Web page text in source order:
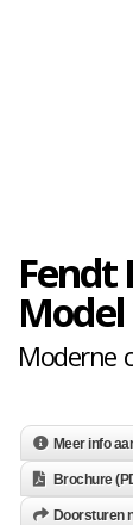
Fendt
Model
Moderne
Meer info
Brochure
Doorsturen